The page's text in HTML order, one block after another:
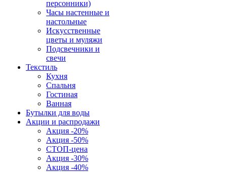
персонники)
Часы настенные и
настольные
Искусственные
цветы и муляжи
Подсвечники и
свечи
Текстиль
Кухня
Спальня
Гостиная
Ванная
Бутылки для воды
Акции и распродажи
Акция -20%
Акция -50%
СТОП-цена
Акция -30%
Акция -40%